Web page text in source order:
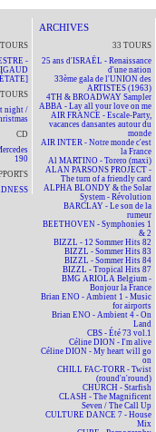
-
night /
CD
190
ARCHIVES
33 TOURS
25 ans d'ISRAËL - Renaissance
d'une nation
33ème gala de l'UNION des
ARTISTES (1963)
4TH & BROADWAY Sampler
ABBA - Lay all your love on me
AIR FRANCE - Escale-Party,
vacances dansantes autour du
monde
AIR INTER - Notre monde c'est
la France
Al MARTINO - Torero (maxi)
ALAN PARSONS PROJECT -
The turn of a friendly card
ALPHA BLONDY & the Solar
System - Révolution
BARCLAY - Le son de la
rumeur
BEETHOVEN - Symphonies 1
& 2
BIZZL - 12 Sommer Hits 82
BIZZL - Sommer Hits 83
BIZZL - Sommer Hits 84
BIZZL - Tropical Hits 87
BMG ARIOLA Belgium -
Bonjour la France
Brian ENO - Ambient 1 - Music
for airports
Brian ENO - Ambient 4 - On
Land
CBS - Été 73 vol.1
Céline DION - I'm alive
Céline DION - My heart will go
on
CHILL FAC-TORR - Twist
(round'n'round)
CHURCH - Starfish
CLASH - The Magnificent
Seven / The Call Up
CULTURE DANCE 7 - House
Mix